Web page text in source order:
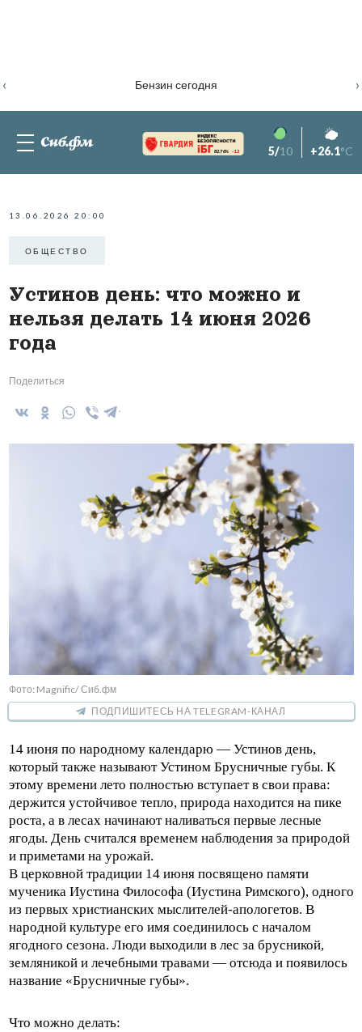
Бензин сегодня
‹ ›
82.76% -1.2 5/10 +26.1°C
13.06.2026 20:00
ОБЩЕСТВО
Устинов день: что можно и
нельзя делать 14 июня 2026
года
Поделиться
Фото: Magnific/ Сиб.фм
ПОДПИШИТЕСЬ НА TELEGRAM-КАНАЛ
14 июня по народному календарю — Устинов день,
который также называют Устином Брусничные губы. К
этому времени лето полностью вступает в свои права:
держится устойчивое тепло, природа находится на пике
роста, а в лесах начинают наливаться первые лесные
ягоды. День считался временем наблюдения за природой
и приметами на урожай.
В церковной традиции 14 июня посвящено памяти
мученика Иустина Философа (Иустина Римского), одного
из первых христианских мыслителей-апологетов. В
народной культуре его имя соединилось с началом
ягодного сезона. Люди выходили в лес за брусникой,
земляникой и лечебными травами — отсюда и появилось
название «Брусничные губы».
Что можно делать: